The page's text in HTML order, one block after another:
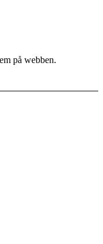
på webben.